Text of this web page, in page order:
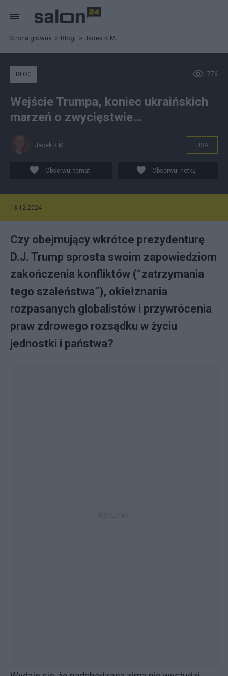
Strona główna Blogi Jacek K.M.
776
BLOG
Wejście Trumpa, koniec ukraińskich
marzeń o zwycięstwie…
Jacek K.M. USA
Obserwuj temat Obserwuj notkę
13.12.2024
Czy obejmujący wkrótce prezydenturę
D.J. Trump sprosta swoim zapowiedziom
zakończenia konfliktów (“zatrzymania
tego szaleństwa”), okiełznania
rozpasanych globalistów i przywrócenia
praw zdrowego rozsądku w życiu
jednostki i państwa?